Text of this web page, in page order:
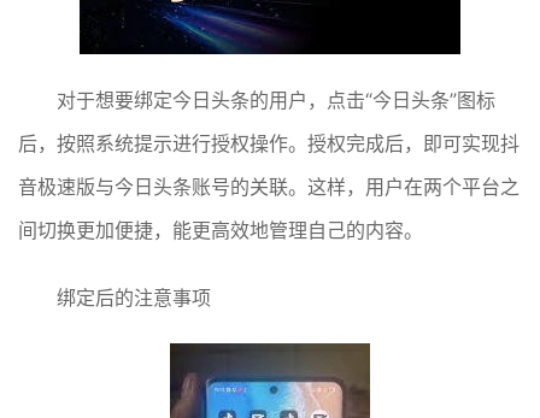
对于想要绑定今日头条的用户，点击“今日头条”图标
后，按照系统提示进行授权操作。授权完成后，即可实现抖
音极速版与今日头条账号的关联。这样，用户在两个平台之
间切换更加便捷，能更高效地管理自己的内容。
绑定后的注意事项